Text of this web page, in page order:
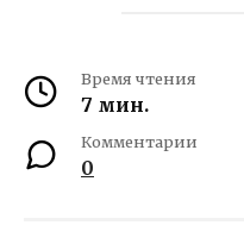
Время чтения
7 мин.
Комментарии
0